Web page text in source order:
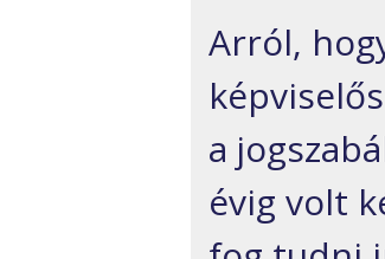
Arról,
a
évig volt